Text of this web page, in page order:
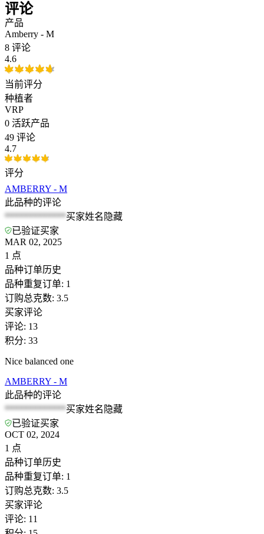
评论
产品
Amberry - M
8 评论
4.6
当前评分
种植者
VRP
0 活跃产品
49 评论
4.7
评分
AMBERRY - M
此品种的评论
*************买家姓名隐藏
已验证买家
MAR 02, 2025
1 点
品种订单历史
品种重复订单: 1
订购总克数: 3.5
买家评论
评论: 13
积分: 33
Nice balanced one
AMBERRY - M
此品种的评论
*************买家姓名隐藏
已验证买家
OCT 02, 2024
1 点
品种订单历史
品种重复订单: 1
订购总克数: 3.5
买家评论
评论: 11